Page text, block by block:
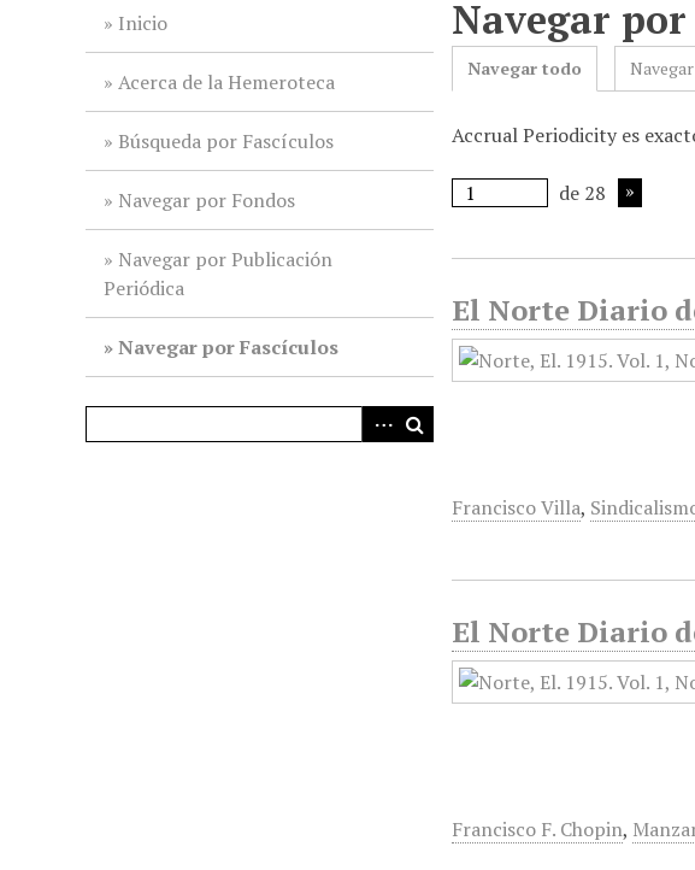
Inicio
Acerca de la Hemeroteca
Búsqueda por Fascículos
Navegar por Fondos
Navegar por Publicación
Periódica
Navegar por Fascículos
Navegar
Navegar todo
Accrual Periodicity es
de 28
El Norte Diario
Francisco Villa,
El Norte Diario
Francisco F. Chopin,